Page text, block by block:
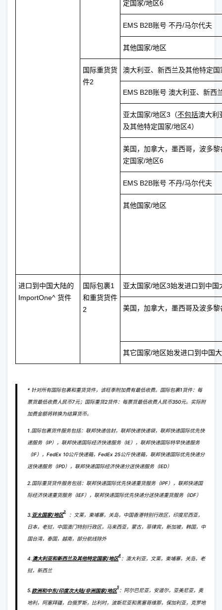
定国家/地区6
EMS B2B账号 不丹/马尔代夫
其他国家/地区
国际重货货
件2
澳大利亚、新西兰及其他特定国
EMS B2B账号 澳大利亚、新西
亚太国家/地区3（不包括澳大利
及其他特定国家/地区4）
美国，加拿大，墨西哥，波多黎
定国家/地区6
EMS B2B账号 不丹/马尔代夫
其他国家/地区
进口到中国大陆的
ImportOne^ 货件
国际包裹1
和重货货件
2
亚太国家/地区3始发进口到中国
美国，加拿大，墨西哥及波多黎
其它国家/地区始发进口到中国
* 针对所有国际包裹和重货货件，该旺季附加费有最低收费。国际包裹1货件：每
票货最低收费人民币7元；国际重货2货件：每票货最低收费人民币350元。实际附
加费金额将转换为结算货币。
1.国际包裹货件服务包括：联邦快递信封，联邦快递快递袋，联邦快递国际优先快
递服务（IP），联邦快递国际经济快递服务（IE），联邦快递国际特早快递服务
（IF），FedEx 10公斤快递箱，FedEx 25公斤快递箱，联邦快递国际优先快递分
送快递服务（IPD），联邦快递国际经济快递分送快递服务（IED）
2.国际重货货件服务包括：联邦快递国际优先快递重货服务（IPF），联邦快递国
际经济快递重货服务（IEF），联邦快递国际优先快递分送快递重货服务（IDF）
3. 亚太国家/地区
3
：文莱，柬埔寨，关岛，中国香港特别行政区，印度尼西亚，
日本，老挝，中国澳门特别行政区，马来西亚，蒙古，菲律宾，新加坡，韩国，中
国台湾，泰国，越南，部分航线除外
4.澳大利亚和新西兰及其他特定国家/地区
4
：澳大利亚，文莱，柬埔寨，关岛，老
挝，新西兰
5.欧洲和中东/印度次大陆/非洲国家/地区
5
：阿尔巴尼亚，安道尔，亚美尼亚，奥
地利，阿塞拜疆，白俄罗斯，比利时，波斯尼亚和黑塞哥维那，保加利亚，克罗地